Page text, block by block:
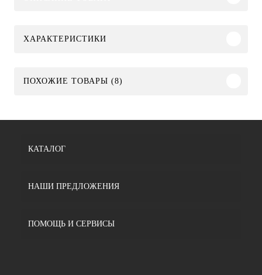
ХАРАКТЕРИСТИКИ
ПОХОЖИЕ ТОВАРЫ (8)
КАТАЛОГ
НАШИ ПРЕДЛОЖЕНИЯ
ПОМОЩЬ И СЕРВИСЫ